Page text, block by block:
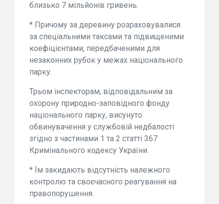
близько 7 мільйонів гривень.
* Причому за деревину розраховувалися
за спеціальними таксами та підвищеними
коефіцієнтами, передбаченими для
незаконних рубок у межах національного
парку.
Трьом інспекторам, відповідальним за
охорону природно-заповідного фонду
національного парку, висунуто
обвинувачення у службовій недбалості
згідно з частинами 1 та 2 статті 367
Кримінального кодексу України.
* Їм закидають відсутність належного
контролю та своєчасного реагування на
правопорушення.